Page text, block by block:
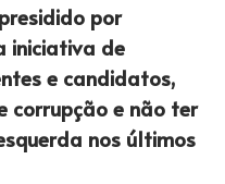
por
iniciativa de
e candidatos,
corrupção e não ter
nos últimos